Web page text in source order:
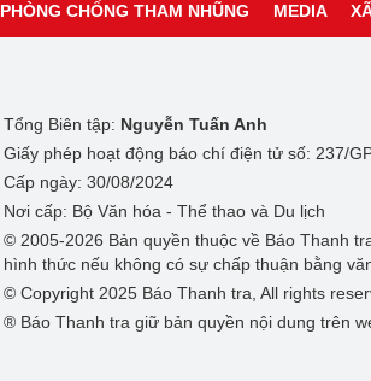
PHÒNG CHỐNG THAM NHŨNG MEDIA
Tổng Biên tập: Nguyễn Tuấn Anh
Giấy phép hoạt động báo chí điện tử số: 237/
Cấp ngày: 30/08/2024
Nơi cấp: Bộ Văn hóa - Thể thao và Du lịch
© 2005-2026 Bản quyền thuộc về Báo Thanh
hình thức nếu không có sự chấp thuận bằng
© Copyright 2025 Báo Thanh tra, All rights
® Báo Thanh tra giữ bản quyền nội dung trên